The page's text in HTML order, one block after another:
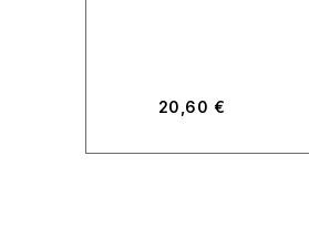
20,60 €